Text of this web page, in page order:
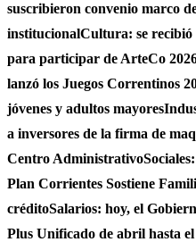
suscribieron convenio marco
institucionalCultura: se recibió
para participar de ArteCo
lanzó los Juegos Correntinos
jóvenes y adultos mayores
a inversores de la firma de
Centro Administrativo
Plan Corrientes Sostiene
créditoSalarios: hoy, el
Plus Unificado de abril hasta